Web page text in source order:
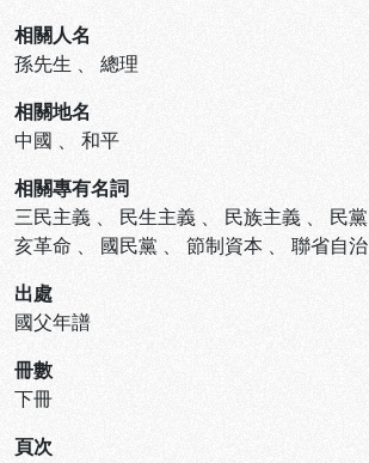
相關人名
孫先生 、 總理
相關地名
中國 、 和平
相關專有名詞
三民主義 、 民生主義 、 民族主義 、 民黨
亥革命 、 國民黨 、 節制資本 、 聯省自治
出處
國父年譜
冊數
下冊
頁次